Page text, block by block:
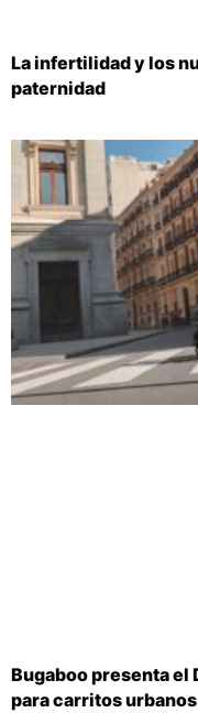
La infertilidad y los
paternidad
Bugaboo presenta el
para carritos urbanos